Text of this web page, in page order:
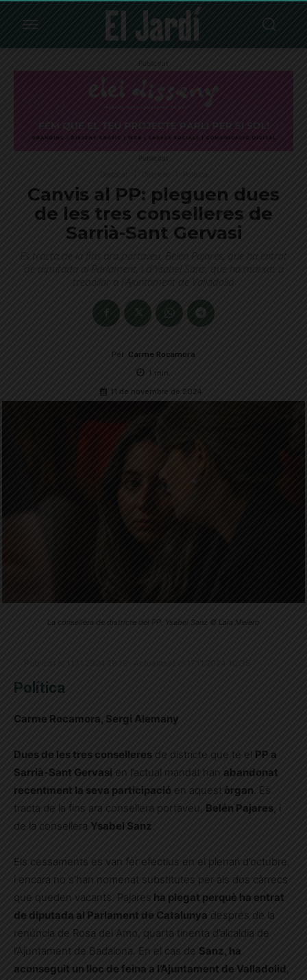
Publicitat
Publicitat
Canvis al PP: pleguen dues
de les tres conselleres de
Sarrià-Sant Gervasi
Es tracta de la fins ara portaveu, Belén Pajares, que ha entrat
de diputada al Parlament, i d'Ysabel Sanz, que ha marxat a
treballar a l'Ajuntament de Valladolid
Per Carme Rocamora
1 min.
11 de novembre de 2024
La consellera de districte del PP, Ysabel Sanz © Laia Melero
Política
Carme Rocamora, Sergi Alemany
Dues de les tres conselleres de districte que té el PP a
Sarrià-Sant Gervasi en l’actual mandat han abandonat
recentment la seva participació en aquest òrgan. Es
tracta de la fins ara consellera portaveu, Belén Pajares, i
de la consellera Ysabel Sanz.
Els cessaments es van fer efectius en el plenari d’octubre,
i encara no s’han nomenat substitutes per als dos càrrecs
que queden vacants. Pajares ha plegat perquè ha entrat
de diputada al Parlament de Catalunya després de la
renúncia de Rosa del Amo, quarta tinenta d’alcaldia de
l’Ajuntament de Badalona. En el cas de Sanz, ha
aconseguit un lloc de feina a l’Ajuntament de Valladolid,